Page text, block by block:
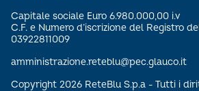
Capitale sociale Euro 6.980.000,00 i.v
C.F. e Numero d’iscrizione del Registro
03922811009
amministrazione.reteblu@pec.glauco.it
Copyright 2026 ReteBlu S.p.a - Tutti i